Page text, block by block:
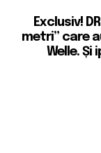
Exclusiv!
metri” care
Welle. Și